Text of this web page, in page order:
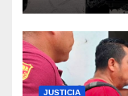
JUSTICIA